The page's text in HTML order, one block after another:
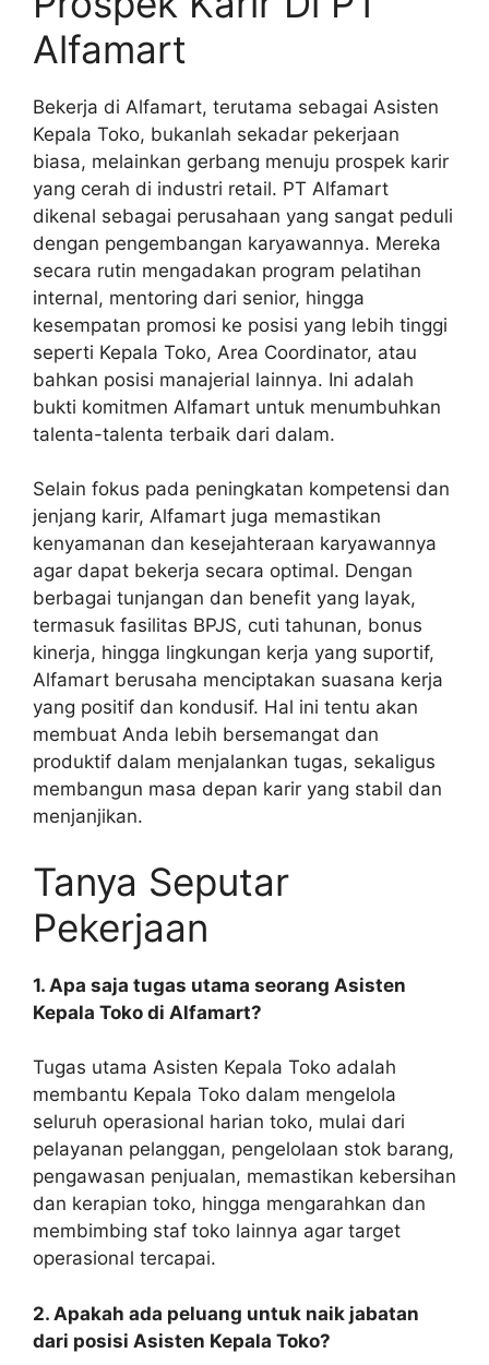
Alfamart
Bekerja di Alfamart, terutama sebagai Asisten
Kepala Toko, bukanlah sekadar pekerjaan
biasa, melainkan gerbang menuju prospek karir
yang cerah di industri retail. PT Alfamart
dikenal sebagai perusahaan yang sangat peduli
dengan pengembangan karyawannya. Mereka
secara rutin mengadakan program pelatihan
internal, mentoring dari senior, hingga
kesempatan promosi ke posisi yang lebih tinggi
seperti Kepala Toko, Area Coordinator, atau
bahkan posisi manajerial lainnya. Ini adalah
bukti komitmen Alfamart untuk menumbuhkan
talenta-talenta terbaik dari dalam.
Selain fokus pada peningkatan kompetensi dan
jenjang karir, Alfamart juga memastikan
kenyamanan dan kesejahteraan karyawannya
agar dapat bekerja secara optimal. Dengan
berbagai tunjangan dan benefit yang layak,
termasuk fasilitas BPJS, cuti tahunan, bonus
kinerja, hingga lingkungan kerja yang suportif,
Alfamart berusaha menciptakan suasana kerja
yang positif dan kondusif. Hal ini tentu akan
membuat Anda lebih bersemangat dan
produktif dalam menjalankan tugas, sekaligus
membangun masa depan karir yang stabil dan
menjanjikan.
Tanya Seputar
Pekerjaan
1. Apa saja tugas utama seorang Asisten
Kepala Toko di Alfamart?
Tugas utama Asisten Kepala Toko adalah
membantu Kepala Toko dalam mengelola
seluruh operasional harian toko, mulai dari
pelayanan pelanggan, pengelolaan stok barang,
pengawasan penjualan, memastikan kebersihan
dan kerapian toko, hingga mengarahkan dan
membimbing staf toko lainnya agar target
operasional tercapai.
2. Apakah ada peluang untuk naik jabatan
dari posisi Asisten Kepala Toko?